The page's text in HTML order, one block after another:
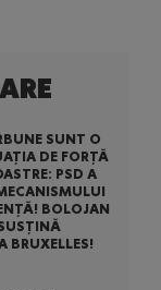
SUNT O
DE FORȚĂ
PSD A
BOLOJAN
BRUXELLES!